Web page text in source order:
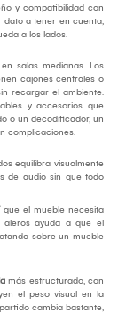
y compatibilidad con
dato a tener en cuenta,
a los lados.
salas medianas. Los
cajones centrales o
recargar el ambiente.
y accesorios que
o un decodificador, un
complicaciones.
equilibra visualmente
de audio sin que todo
el mueble necesita
aleros ayuda a que el
sobre un mueble
más estructurado, con
el peso visual en la
cambia bastante,